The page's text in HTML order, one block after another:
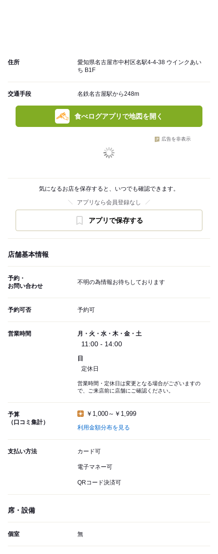
住所
愛知県名古屋市中村区名駅4-4-38 ウインクあい
ち B1F
交通手段 名鉄名古屋駅から248m
食べログアプリで地図を開く
広告を非表示
気になるお店を保存すると、いつでも確認できます。
アプリなら会員登録なし
アプリで保存する
店舗基本情報
予約・
お問い合わせ
不明の為情報お待ちしております
予約可否 予約可
営業時間 月・火・水・木・金・土
11:00 - 14:00
日
定休日
営業時間・定休日は変更となる場合がございますの
で、ご来店前に店舗にご確認ください。
予算
（口コミ集計）
￥1,000～￥1,999
利用金額分布を見る
支払い方法 カード可
電子マネー可
QRコード決済可
席・設備
個室 無